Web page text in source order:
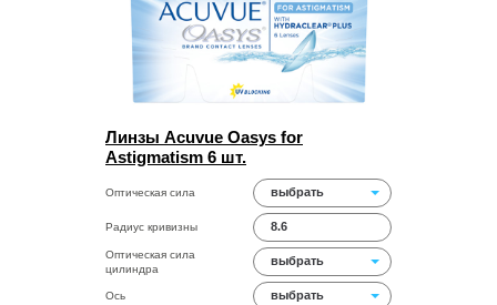
Линзы Acuvue Oasys for
Astigmatism 6 шт.
Оптическая сила выбрать
Радиус кривизны 8.6
Оптическая сила
цилиндра
выбрать
Ось выбрать